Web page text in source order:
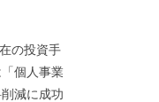
の投資手
個人事業
減に成功